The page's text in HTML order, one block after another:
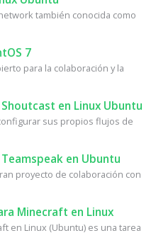
también conocida como
7
para la colaboración y la
en Linux Ubuntu
sus propios flujos de
en Ubuntu
proyecto de colaboración con
Minecraft en Linux
en Linux (Ubuntu) es una tarea